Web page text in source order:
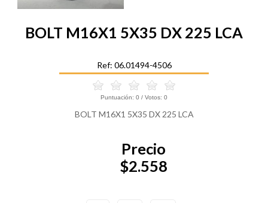
BOLT M16X1 5X35 DX 225 LCA
Ref: 06.01494-4506
Puntuación: 0 / Votos: 0
BOLT M16X1 5X35 DX 225 LCA
Precio
$2.558